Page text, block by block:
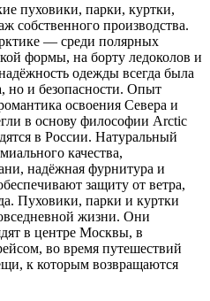
пуховики, парки, куртки,
собственного производства.
— среди полярных
формы, на борту ледоколов и
одежды всегда была
но и безопасности. Опыт
освоения Севера и
в основу философии Arctic
в России. Натуральный
качества,
надёжная фурнитура и
защиту от ветра,
Пуховики, парки и куртки
жизни. Они
в центре Москвы, в
во время путешествий
к которым возвращаются